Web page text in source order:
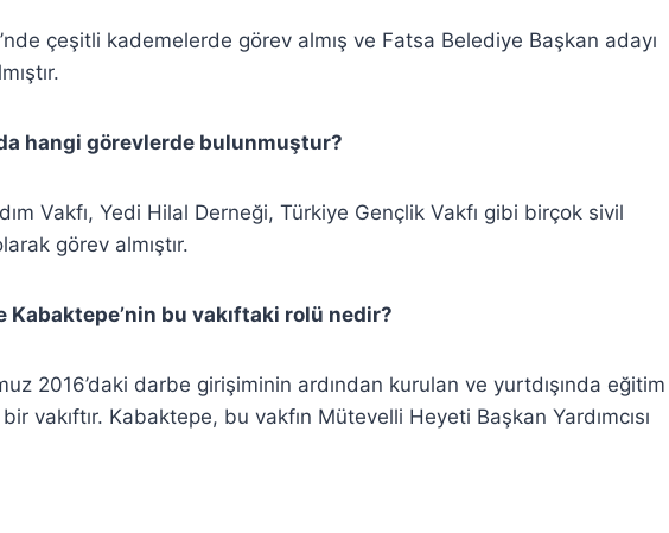
çeşitli kademelerde görev almış ve Fatsa Belediye Başkan adayı
hangi görevlerde bulunmuştur?
Vakfı, Yedi Hilal Derneği, Türkiye Gençlik Vakfı gibi birçok sivil
görev almıştır.
Kabaktepe’nin bu vakıftaki rolü nedir?
2016’daki darbe girişiminin ardından kurulan ve yurtdışında eğitim
vakıftır. Kabaktepe, bu vakfın Mütevelli Heyeti Başkan Yardımcısı